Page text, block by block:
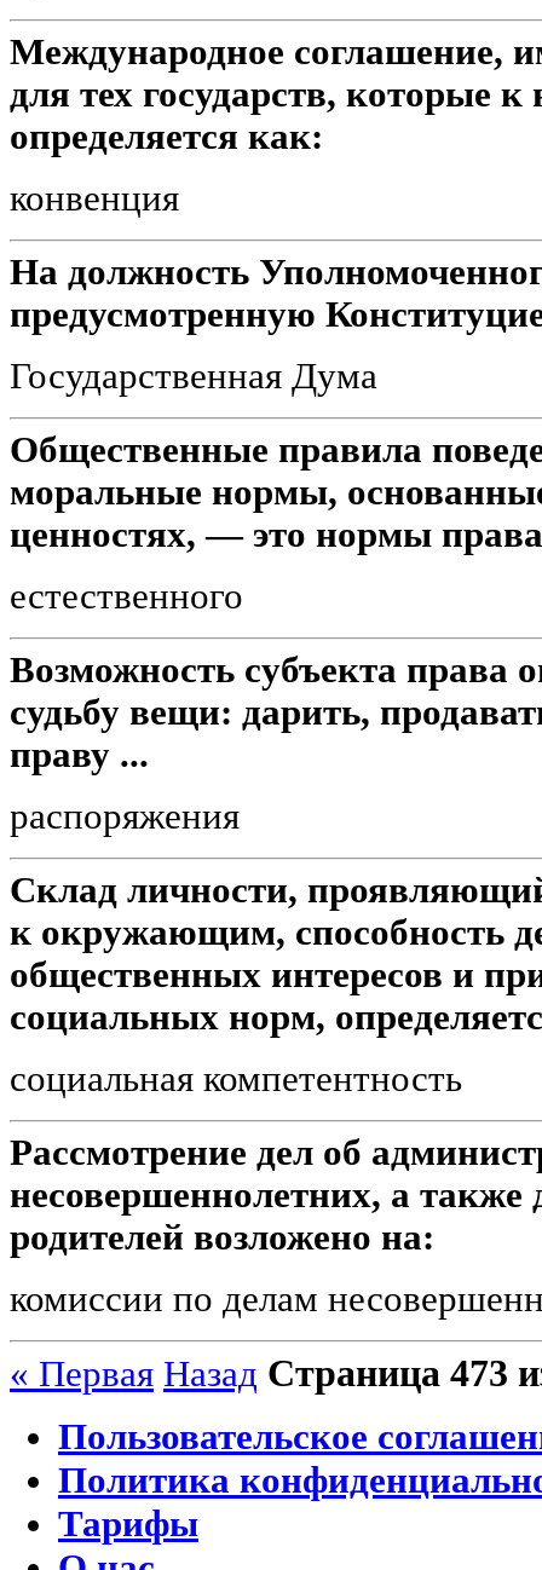
Международное соглашение,
для тех государств, которые
определяется как:
конвенция
На должность
предусмотренную
Государственная Дума
Общественные правила
моральные нормы,
ценностях, — это нормы
естественного
Возможность субъекта права
судьбу вещи: дарить,
праву ...
распоряжения
Склад личности,
к окружающим, способность
общественных интересов и
социальных норм,
социальная компетентность
Рассмотрение дел об
несовершеннолетних, а
родителей возложено на:
комиссии по делам
« Первая Назад Страница 473
Пользовательское
Политика
Тарифы